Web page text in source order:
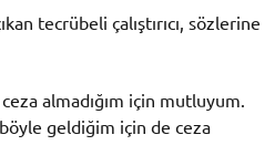
tecrübeli çalıştırıcı, sözlerine
almadığım için mutluyum.
böyle geldiğim için de ceza